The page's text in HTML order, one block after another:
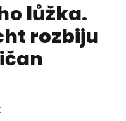
lůžka.
rozbiju